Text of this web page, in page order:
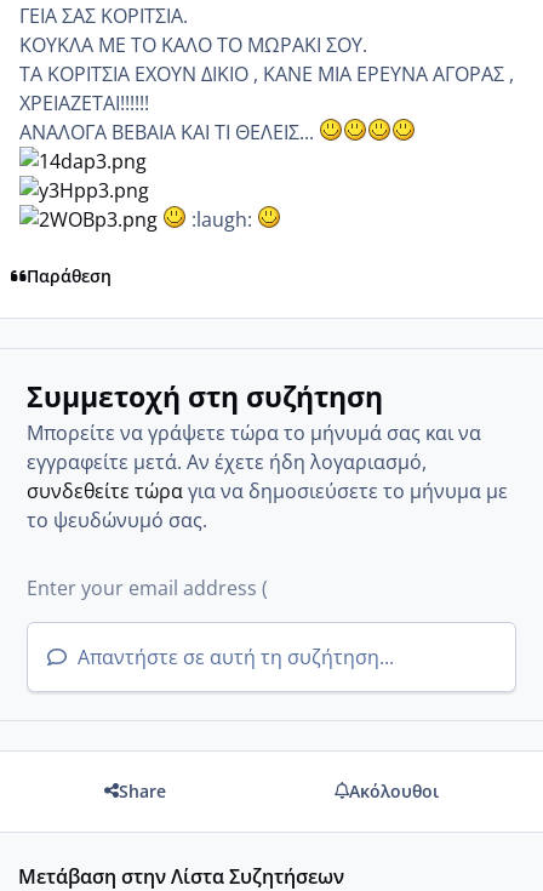
ΓΕΙΑ ΣΑΣ ΚΟΡΙΤΣΙΑ.
ΚΟΥΚΛΑ ΜΕ ΤΟ ΚΑΛΟ ΤΟ ΜΩΡΑΚΙ ΣΟΥ.
ΤΑ ΚΟΡΙΤΣΙΑ ΕΧΟΥΝ ΔΙΚΙΟ , ΚΑΝΕ ΜΙΑ ΕΡΕΥΝΑ ΑΓΟΡΑΣ ,
ΧΡΕΙΑΖΕΤΑΙ!!!!!!
ΑΝΑΛΟΓΑ ΒΕΒΑΙΑ ΚΑΙ ΤΙ ΘΕΛΕΙΣ...
:laugh:
Παράθεση
Συμμετοχή στη συζήτηση
Μπορείτε να γράψετε τώρα το μήνυμά σας και να
εγγραφείτε μετά. Αν έχετε ήδη λογαριασμό,
συνδεθείτε τώραγια να δημοσιεύσετε το μήνυμα με
το ψευδώνυμό σας.
Απαντήστε σε αυτή τη συζήτηση...
Share Ακόλουθοι
Μετάβαση στην Λίστα Συζητήσεων